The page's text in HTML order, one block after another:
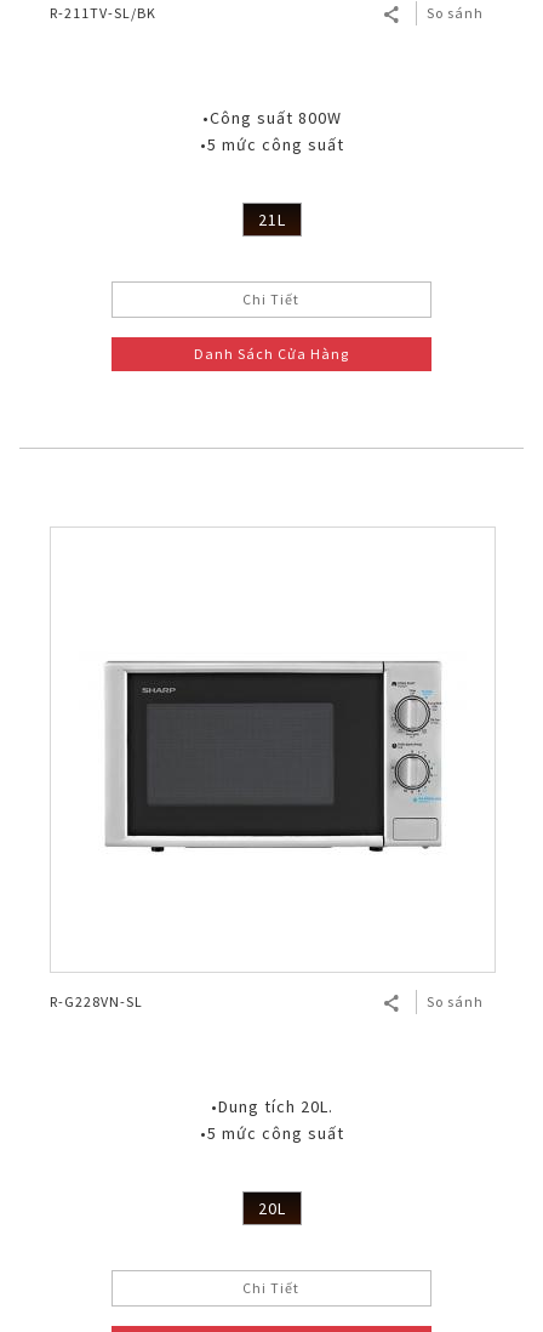
R-211TV-SL/BK So sánh
•Công suất 800W
•5 mức công suất
21L
Chi Tiết
Danh Sách Cửa Hàng
R-G228VN-SL So sánh
•Dung tích 20L.
•5 mức công suất
20L
Chi Tiết